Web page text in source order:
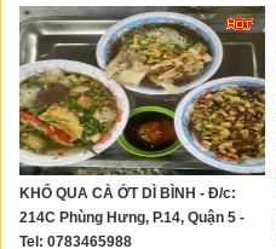
KHỔ QUA CÀ ỚT DÌ BÌNH - Đ/c:
214C Phùng Hưng, P.14, Quận 5 -
Tel: 0783465988